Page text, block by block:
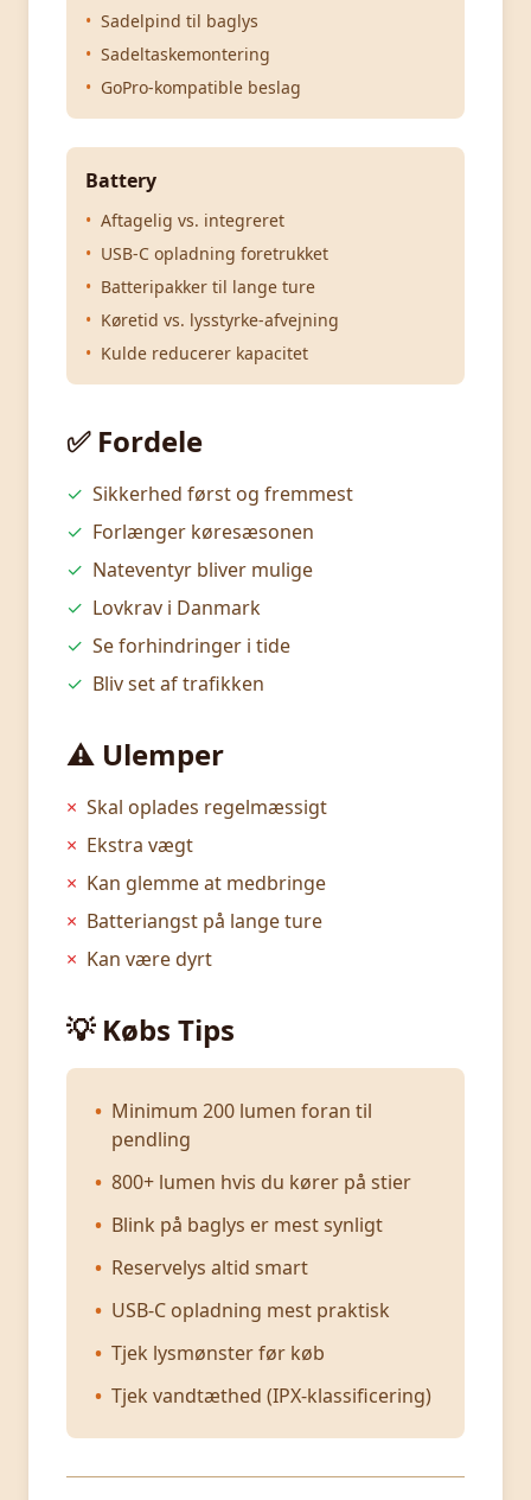
• Sadelpind til baglys
• Sadeltaskemontering
• GoPro-kompatible beslag
Battery
• Aftagelig vs. integreret
• USB-C opladning foretrukket
• Batteripakker til lange ture
• Køretid vs. lysstyrke-afvejning
• Kulde reducerer kapacitet
✅ Fordele
✓ Sikkerhed først og fremmest
✓ Forlænger køresæsonen
✓ Nateventyr bliver mulige
✓ Lovkrav i Danmark
✓ Se forhindringer i tide
✓ Bliv set af trafikken
⚠️ Ulemper
× Skal oplades regelmæssigt
× Ekstra vægt
× Kan glemme at medbringe
× Batteriangst på lange ture
× Kan være dyrt
💡 Købs Tips
• Minimum 200 lumen foran til
pendling
• 800+ lumen hvis du kører på stier
• Blink på baglys er mest synligt
• Reservelys altid smart
• USB-C opladning mest praktisk
• Tjek lysmønster før køb
• Tjek vandtæthed (IPX-klassificering)